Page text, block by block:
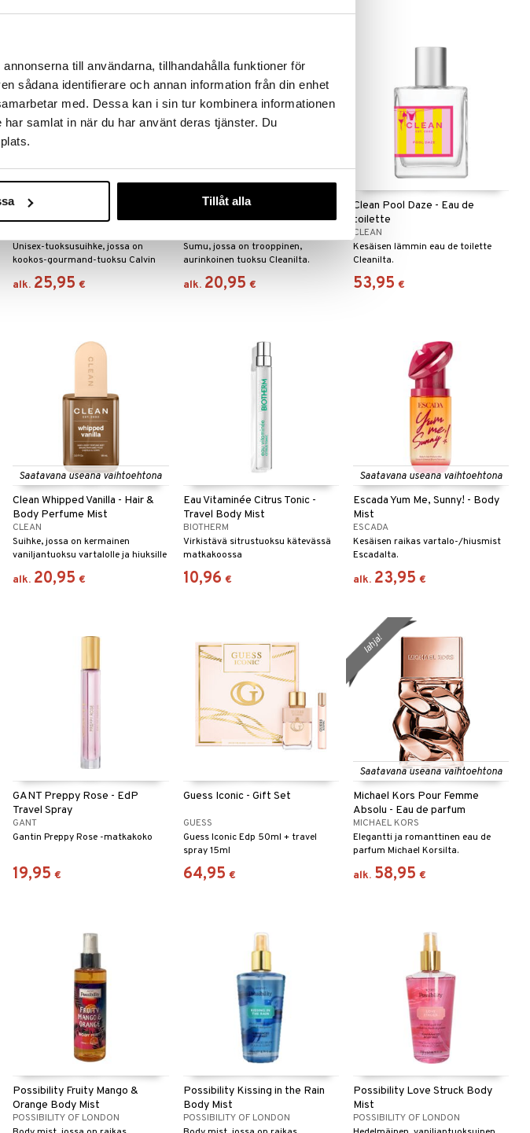
till användarna, tillhandahålla funktioner för
sådana identifierare och annan information från din enhet
med. Dessa kan i sin tur kombinera informationen
samlat in när du har använt deras tjänster. Du
Tillåt alla
Saatavana useana vaihtoehtona
CK Silky Coconut - Hair & Body
Mist
Unisex-tuoksusuihke, jossa on
kookos-gourmand-tuoksu Calvin
Kleiniltä.
alk. 25,95 €
Saatavana useana vaihtoehtona
Clean Papaya Paradise - Hair &
Body Perfume Mist
Sumu, jossa on trooppinen,
aurinkoinen tuoksu Cleanilta.
alk. 20,95 €
Clean Pool Daze - Eau de
toilette
CLEAN
Kesäisen lämmin eau de toilette
Cleanilta.
53,95 €
Saatavana useana vaihtoehtona
Clean Whipped Vanilla - Hair &
Body Perfume Mist
CLEAN
Suihke, jossa on kermainen
vaniljantuoksu vartalolle ja hiuksille
Cleanilta.
alk. 20,95 €
Eau Vitaminée Citrus Tonic -
Travel Body Mist
BIOTHERM
Virkistävä sitrustuoksu kätevässä
matkakoossa
10,96 €
Saatavana useana vaihtoehtona
Escada Yum Me, Sunny! - Body
Mist
ESCADA
Kesäisen raikas vartalo-/hiusmist
Escadalta.
alk. 23,95 €
GANT Preppy Rose - EdP
Travel Spray
GANT
Gantin Preppy Rose -matkakoko
19,95 €
Guess Iconic - Gift Set
GUESS
Guess Iconic Edp 50ml + travel
spray 15ml
64,95 €
Saatavana useana vaihtoehtona
Michael Kors Pour Femme
Absolu - Eau de parfum
MICHAEL KORS
Elegantti ja romanttinen eau de
parfum Michael Korsilta.
alk. 58,95 €
lahja!
Possibility Fruity Mango &
Orange Body Mist
POSSIBILITY OF LONDON
Possibility Kissing in the Rain
Body Mist
POSSIBILITY OF LONDON
Possibility Love Struck Body
Mist
POSSIBILITY OF LONDON